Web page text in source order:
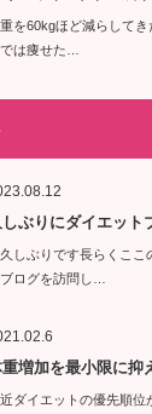
を60kgほど減らして
は痩せた…
ぶりにダイエット
しぶりです長らくここ
ログを訪問し…
増加を最小限に抑
ダイエットの優先順位